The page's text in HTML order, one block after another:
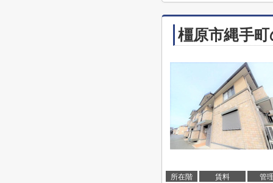
橿原市縄手
所在階 賃料
管